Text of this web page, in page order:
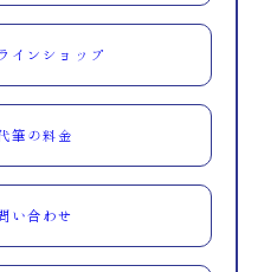
インショップ
筆の料金
い合わせ